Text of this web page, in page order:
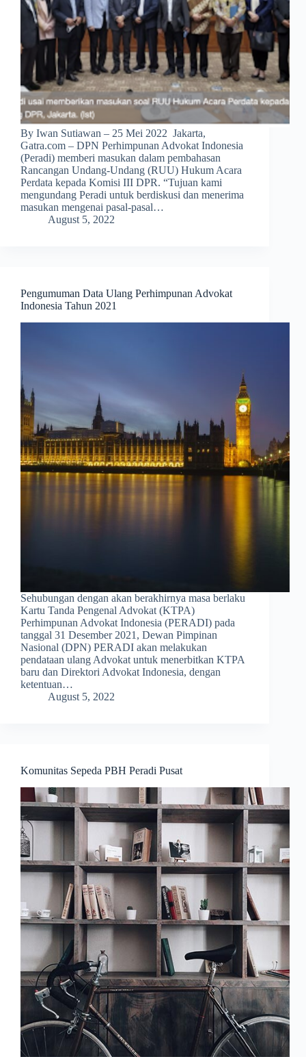
By Iwan Sutiawan – 25 Mei 2022 Jakarta,
Gatra.com – DPN Perhimpunan Advokat Indonesia
(Peradi) memberi masukan dalam pembahasan
Rancangan Undang-Undang (RUU) Hukum Acara
Perdata kepada Komisi III DPR. “Tujuan kami
mengundang Peradi untuk berdiskusi dan menerima
masukan mengenai pasal-pasal…
August 5, 2022
Pengumuman Data Ulang Perhimpunan Advokat
Indonesia Tahun 2021
Sehubungan dengan akan berakhirnya masa berlaku
Kartu Tanda Pengenal Advokat (KTPA)
Perhimpunan Advokat Indonesia (PERADI) pada
tanggal 31 Desember 2021, Dewan Pimpinan
Nasional (DPN) PERADI akan melakukan
pendataan ulang Advokat untuk menerbitkan KTPA
baru dan Direktori Advokat Indonesia, dengan
ketentuan…
August 5, 2022
Komunitas Sepeda PBH Peradi Pusat